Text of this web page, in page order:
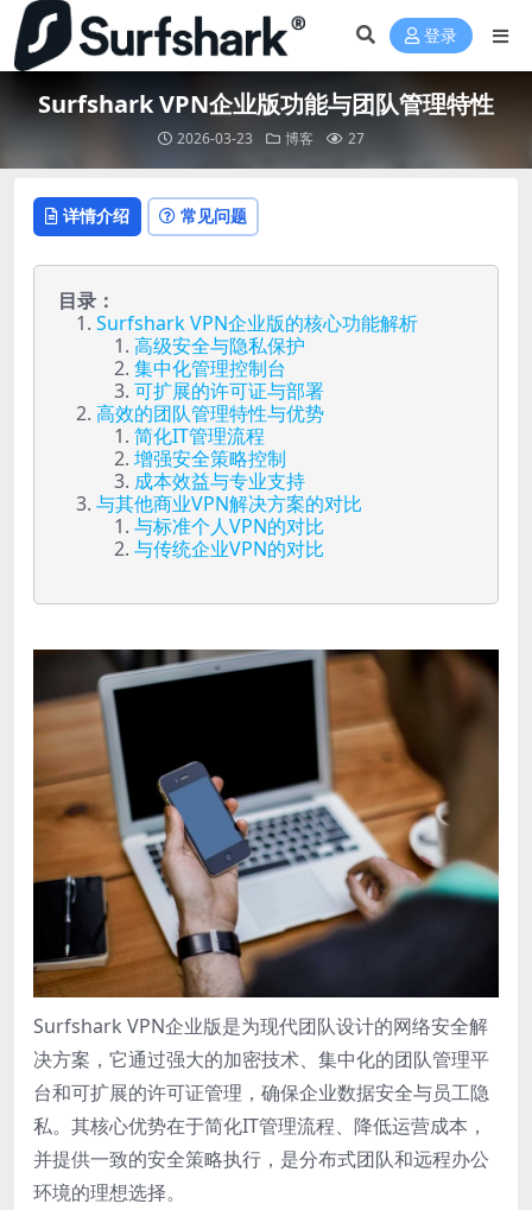
登录
Surfshark VPN企业版功能与团队管理特性
2026-03-23 博客 27
详情介绍 常见问题
目录：
Surfshark VPN企业版的核心功能解析
高级安全与隐私保护
集中化管理控制台
可扩展的许可证与部署
高效的团队管理特性与优势
简化IT管理流程
增强安全策略控制
成本效益与专业支持
与其他商业VPN解决方案的对比
与标准个人VPN的对比
与传统企业VPN的对比
Surfshark VPN企业版是为现代团队设计的网络安全解
决方案，它通过强大的加密技术、集中化的团队管理平
台和可扩展的许可证管理，确保企业数据安全与员工隐
私。其核心优势在于简化IT管理流程、降低运营成本，
并提供一致的安全策略执行，是分布式团队和远程办公
环境的理想选择。